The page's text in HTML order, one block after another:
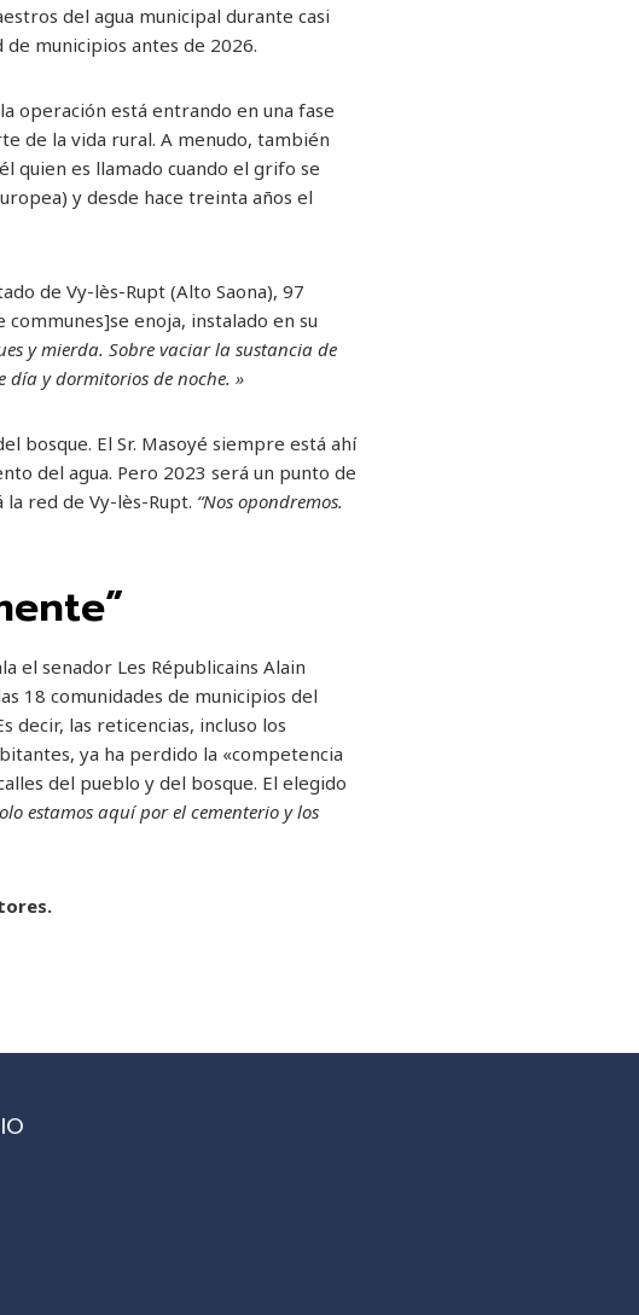
del agua municipal durante casi
municipios antes de 2026.
operación está entrando en una fase
de la vida rural. A menudo, también
quien es llamado cuando el grifo se
y desde hace treinta años el
de Vy-lès-Rupt (Alto Saona), 97
enoja, instalado en su
y mierda. Sobre vaciar la sustancia de
día y dormitorios de noche. »
bosque. El Sr. Masoyé siempre está ahí
del agua. Pero 2023 será un punto de
red de Vy-lès-Rupt. “Nos opondremos.
el senador Les Républicains Alain
18 comunidades de municipios del
decir, las reticencias, incluso los
ya ha perdido la «competencia
del pueblo y del bosque. El elegido
estamos aquí por el cementerio y los